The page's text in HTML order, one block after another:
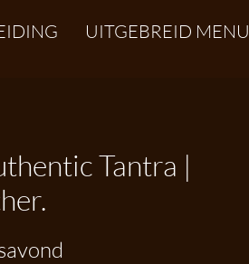
UITGEBREID MENU
Tantra |